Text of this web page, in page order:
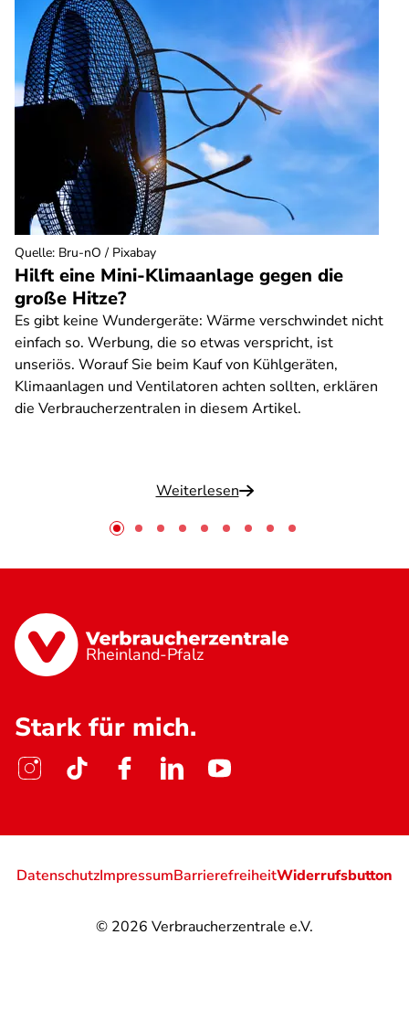
Hilft eine Mini-Klimaanlage gegen die
große Hitze?
Es gibt keine Wundergeräte: Wärme verschwindet nicht
einfach so. Werbung, die so etwas verspricht, ist
unseriös. Worauf Sie beim Kauf von Kühlgeräten,
Klimaanlagen und Ventilatoren achten sollten, erklären
die Verbraucherzentralen in diesem Artikel.
Weiterlesen
Quelle: Bru-nO / Pixabay
Rheinland-Pfalz
Stark für mich.
© 2026 Verbraucherzentrale e.V.
DatenschutzImpressumBarrierefreiheitWiderrufsbutton